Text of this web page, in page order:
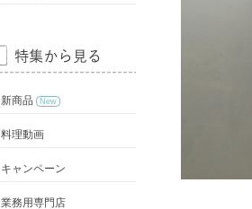
新商品 New
料理動画
キャンペーン
業務用専門店